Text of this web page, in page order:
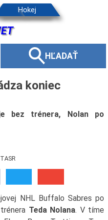
HĽADAŤ
koniec
bez trénera, Nolan po
NHL Buffalo Sabres po
Teda Nolana. V tíme